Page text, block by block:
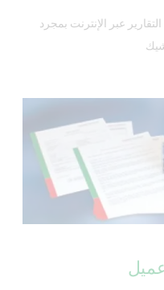
عبر الإنترنت بمجرد